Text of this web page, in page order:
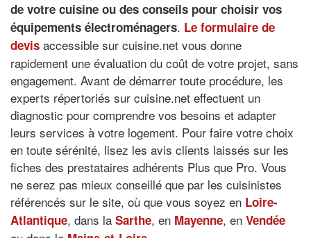
de votre cuisine ou des conseils pour choisir vos
équipements électroménagers. Le formulaire de
devis accessible sur cuisine.net vous donne
rapidement une évaluation du coût de votre projet, sans
engagement. Avant de démarrer toute procédure, les
experts répertoriés sur cuisine.net effectuent un
diagnostic pour comprendre vos besoins et adapter
leurs services à votre logement. Pour faire votre choix
en toute sérénité, lisez les avis clients laissés sur les
fiches des prestataires adhérents Plus que Pro. Vous
ne serez pas mieux conseillé que par les cuisinistes
référencés sur le site, où que vous soyez en Loire-
Atlantique, dans la Sarthe, en Mayenne, en Vendée